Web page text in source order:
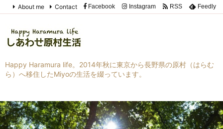
Happy Haramura life。2014年秋に東京から長野県の原村（はらむ
ら）へ移住したMiyoの生活を綴っています。
About me Contact Facebook Instagram RSS Feedly